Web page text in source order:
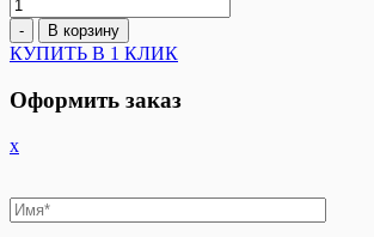
- В корзину
КУПИТЬ В 1 КЛИК
Оформить заказ
x